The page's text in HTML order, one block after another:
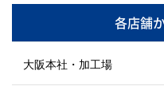
各店舗
大阪本社・加工場